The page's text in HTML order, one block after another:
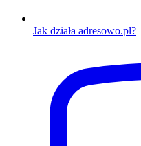
Jak działa adresowo.pl?